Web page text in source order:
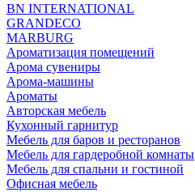
BN INTERNATIONAL
GRANDECO
MARBURG
Ароматизация помещений
Арома сувениры
Арома-машины
Ароматы
Авторская мебель
Кухонный гарнитур
Мебель для баров и ресторанов
Мебель для гардеробной комнаты
Мебель для спальни и гостиной
Офисная мебель